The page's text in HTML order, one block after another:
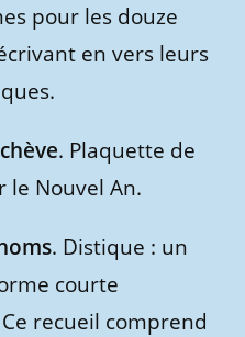
pour les douze
en vers leurs
. Plaquette de
le Nouvel An.
. Distique : un
courte
recueil comprend